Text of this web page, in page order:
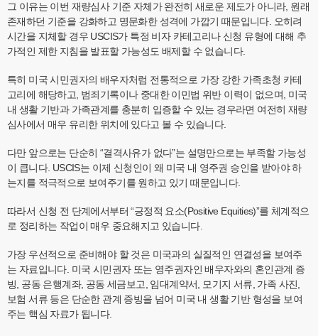
그 이유는 이번 재량심사 기준 자체가 완전히 새로운 제도가 아니라, 원래
존재하던 기준을 강화하고 명문화한 성격에 가깝기 때문입니다. 오히려
시간을 지체할 경우 USCIS가 특정 비자 카테고리나 신청 유형에 대해 추
가적인 제한 지침을 발표할 가능성도 배제할 수 없습니다.
특히 미국 시민권자의 배우자처럼 전통적으로 가장 강한 가족초청 카테
고리에 해당하고, 범죄기록이나 중대한 이민법 위반 이력이 없으며, 미국
내 생활 기반과 가족관계를 충분히 입증할 수 있는 경우라면 여전히 재량
심사에서 매우 유리한 위치에 있다고 볼 수 있습니다.
다만 앞으로는 단순히 “결격사유가 없다”는 설명만으로는 부족할 가능성
이 큽니다. USCIS는 이제 신청인이 왜 미국 내 영주권 승인을 받아야 하
는지를 적극적으로 보여주기를 원하고 있기 때문입니다.
따라서 신청 전 단계에서부터 “긍정적 요소(Positive Equities)”를 체계적으
로 정리하는 작업이 매우 중요해지고 있습니다.
가장 우선적으로 준비해야 할 것은 미국과의 실질적인 연결성을 보여주
는 자료입니다. 미국 시민권자 또는 영주권자인 배우자와의 혼인관계 증
빙, 공동 은행계좌, 공동 세금보고, 임대계약서, 모기지 서류, 가족 사진,
보험 서류 등은 단순한 관계 증빙을 넘어 미국 내 생활 기반 형성을 보여
주는 핵심 자료가 됩니다.